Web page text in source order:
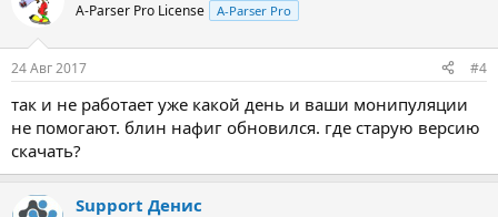
A-Parser Pro License A-Parser Pro
24 Авг 2017 #4
так и не работает уже какой день и ваши монипуляции
не помогают. блин нафиг обновился. где старую версию
скачать?
Support Денис